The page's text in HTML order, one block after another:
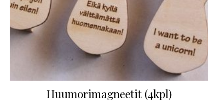
Huumorimagneetit (4kpl)